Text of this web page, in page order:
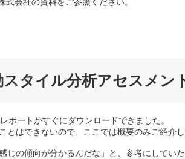
スタイル分析アセスメン
ポートがすぐにダウンロードできました。
とはできないので、ここでは概要のみご紹介
じの傾向が分かるんだな」と、参考にしてい